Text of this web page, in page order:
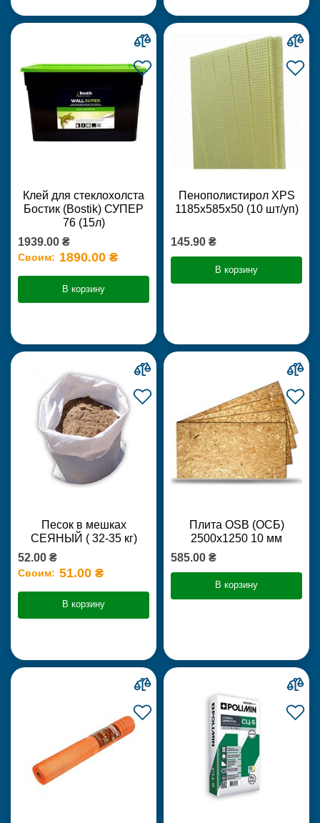
Клей для стеклохолста
Бостик (Bostik) СУПЕР
76 (15л)
1939.00 ₴
Своим: 1890.00 ₴
В корзину
Пенополистирол XPS
1185х585х50 (10 шт/уп)
145.90 ₴
В корзину
Песок в мешках
СЕЯНЫЙ ( 32-35 кг)
52.00 ₴
Своим: 51.00 ₴
В корзину
Плита OSB (ОСБ)
2500х1250 10 мм
585.00 ₴
В корзину